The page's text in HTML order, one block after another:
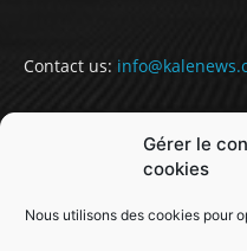
Gérer le
cookies
Nous utilisons des cookies pour
Contact us: